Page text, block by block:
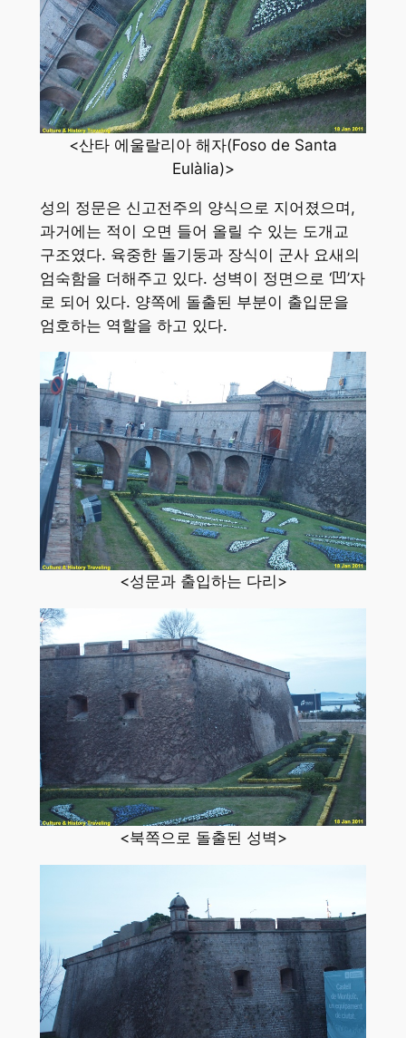
<산타 에울랄리아 해자(Foso de Santa
Eulàlia)>
성의 정문은 신고전주의 양식으로 지어졌으며,
과거에는 적이 오면 들어 올릴 수 있는 도개교
구조였다. 육중한 돌기둥과 장식이 군사 요새의
엄숙함을 더해주고 있다. 성벽이 정면으로 ‘凹’자
로 되어 있다. 양쪽에 돌출된 부분이 출입문을
엄호하는 역할을 하고 있다.
<성문과 출입하는 다리>
<북쪽으로 돌출된 성벽>